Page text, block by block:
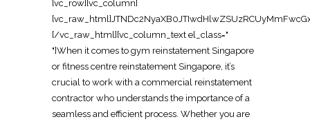
[vc_row][vc_column][vc_raw_html]JTNDc2NyaXB0JTIwdHlwZSUzRCUyMmFwcGxpY2F0aW9uJTJGbGQlMkJqc29uJTIyJTNFJTBBJTdCJTBBJTIwJTIwJTIyJTQwY29udGV4dCUyMiUzQSUyMCUyMmh0dHBzJTNBJTJGJTJGc2NoZW1hLm9yZyUyMiUyQyUwQSUyMCUyMCUyMiU0MGdyYXBoJTIyJTNBJTIwJTVCJTBBJTIwJTIwJTIwJTIwJTdCJTBBJTIwJTIwJTIwJTIwJTIwJTIwJTIyJTQwdHlwZSUyMiUzQSUyMCUyMk9yZ2FuaXphdGlvbiUyMiUyQyUwQSUyMCUyMCUyMCUyMCUyMCUyMCUyMm5hbWUlMjIlM0ElMjAlMjJPZmZpY2UlMjBSZWluc3RhdGVtZW50JTIwU2luZ2Fwb3JlJTIyJTJDJTBBJTIwJTIwJTIwJTIwJTIwJTIwJTIydXJsJTIyJTNBJTIwJTIyaHR0cHMlM0ElMkYlMkZ3d3cub2ZmaWNlcmVpbnN0YXRlbWVudHNpbmdhcG9yZS5jb20lMkYlMjIlMkMlMEElMjAlMjAlMjAlMjAlMjAlMjAlMjJsb2dvJTIyJTNBJTIwJTIyaHR0cHMlM0ElMkYlMkZ3d3cub2ZmaWNlcmVpbnN0YXRlbWVudHNpbmdhcG9yZS5jb20lMkZsb2dvLnBuZyUyMiUyQyUwQSUyMCUyMCUyMCUyMCUyMCUyMCUyMnNhbWVBcyUyMiUzQSUyMCU1QiUwQSUyMCUyMCUyMCUyMCUyMCUyMCUyMCUyMCUyMmh0dHBzJTNBJTJGJTJGd3d3LmZhY2Vib29rLmNvbSUyRk9mZmljZVJlaW5zdGF0ZW1lbnRTaW5nYXBvcmUlMjIlMkMlMEElMjAlMjAlMjAlMjAlMjAlMjAlMjAlMjAlMjJodHRwcyUzQSUyRiUyRnd3dy5saW5rZWRpbi5jb20lMkZjb21wYW55JTJGb2ZmaWNlLXJlaW5zdGF0ZW1lbnQtc2luZ2Fwb3JlJTIyJTBBJTIwJTIwJTIwJTIwJTIwJTIwJTVEJTJDJTBBJTIwJTIwJTIwJTIwJTIwJTIwJTIyY29udGFjdFBvaW50JTIyJTNBJTIwJTVCJTBBJTIwJTIwJTIwJTIwJTIwJTIwJTIwJTIwJTdCJTBBJTIwJTIwJTIwJTIwJTIwJTIwJTIwJTIwJTIwJTIwJTIyJTQwdHlwZSUyMiUzQSUyMCUyMkNvbnRhY3RQb2ludCUyMiUyQyUwQSUyMCUyMCUyMCUyMCUyMCUyMCUyMCUyMCUyMCUyMCUyMnRlbGVwaG9uZSUyMiUzQSUyMCUyMiUyQjY1JTIwNjM2OSUyMDgxMjMlMjIlMkMlMEElMjAlMjAlMjAlMjAlMjAlMjAlMjAlMjAlMjAlMjAlMjJjb250YWN0VHlwZSUyMiUzQSUyMCUyMmN1c3RvbWVyJTIwc2VydmljZSUyMiUyQyUwQSUyMCUyMCUyMCUyMCUyMCUyMCUyMCUyMCUyMCUyMCUyMmFyZWFTZXJ2ZWQlMjIlM0ElMjAlMjJTRyUyMiUyQyUwQSUyMCUyMCUyMCUyMCUyMCUyMCUyMCUyMCUyMCUyMCUyMmF2YWlsYWJsZUxhbmd1YWdlJTIyJTNBJTIwJTIyZW4lMjIlMEElMjAlMjAlMjAlMjAlMjAlMjAlMjAlMjAlN0QlMEElMjAlMjAlMjAlMjAlMjAlMjAlNUQlMEElMjAlMjAlMjAlMjAlN0QlMkMlMEElMjAlMjAlMjAlMjAlN0IlMEElMjAlMjAlMjAlMjAlMjAlMjAlMjIlNDB0eXBlJTIyJTNBJTIwJTIyV2ViU2l0ZSUyMiUyQyUwQSUyMCUyMCUyMCUyMCUyMCUyMCUyMnVybCUyMiUzQSUyMCUyMmh0dHBzJTNBJTJGJTJGd3d3Lm9mZmljZXJlaW5zdGF0ZW1lbnRzaW5nYXBvcmUuY29tJTJGJTIyJTJDJTBBJTIwJTIwJTIwJTIwJTIwJTIwJTIycG90ZW50aWFsQWN0aW9uJTIyJTNBJTIwJTdCJTBBJTIwJTIwJTIwJTIwJTIwJTIwJTIwJTIwJTIyJTQwdHlwZSUyMiUzQSUyMCUyMlNlYXJjaEFjdGlvbiUyMiUyQyUwQSUyMCUyMCUyMCUyMCUyMCUyMCUyMCUyMCUyMnRhcmdldCUyMiUzQSUyMCUyMmh0dHBzJTNBJTJGJTJGd3d3Lm9mZmljZXJlaW5zdGF0ZW1lbnRzaW5nYXBvcmUuY29tJTJGJTNGcyUzRCU3QnNlYXJjaF90ZXJtX3N0cmluZyU3RCUyMiUyQyUwQSUyMCUyMCUyMCUyMCUyMCUyMCUyMCUyMCUyMnF1ZXJ5LWlucHV0JTIyJTNBJTIwJTIycmVxdWlyZWQlMjBuYW1lJTNEc2VhcmNoX3Rlcm1fc3RyaW5nJTIyJTBBJTIwJTIwJTIwJTIwJTIwJTIwJTdEJTBBJTIwJTIwJTIwJTIwJTdEJTJDJTBBJTIwJTIwJTIwJTIwJTdCJTBBJTIwJTIwJTIwJTIwJTIwJTIwJTIyJTQwdHlwZSUyMiUzQSUyMCUyMkxvY2FsQnVzaW5lc3MlMjIlMkMlMEElMjAlMjAlMjAlMjAlMjAlMjAlMjJuYW1lJTIyJTNBJTIwJTIyT2ZmaWNlJTIwUmVpbnN0YXRlbWVudCUyMFNpbmdhcG9yZSUyMENvbnRyYWN0b3IlMjIlMkMlMEElMjAlMjAlMjAlMjAlMjAlMjAlMjJhZGRyZXNzJTIyJTNBJTIwJTdCJTBBJTIwJTIwJTIwJTIwJTIwJTIwJTIwJTIwJTIyJTQwdHlwZSUyMiUzQSUyMCUyMlBvc3RhbEFkZHJlc3MlMjIlMkMlMEElMjAlMjAlMjAlMjAlMjAlMjAlMjAlMjAlMjJzdHJlZXRBZGRyZXNzJTIyJTNBJTIwJTIyOCUyMEFkbWlyYWx0eSUyMFN0cmVldCUyMCUyMzA3JUUyJTgwJTkxMDElMjBBZG1pcmF4JTIyJTJDJTBBJTIwJTIwJTIwJTIwJTIwJTIwJTIwJTIwJTIyYWRkcmVzc0xvY2FsaXR5JTIyJTNBJTIwJTIyU2luZ2Fwb3JlJTIyJTJDJTBBJTIwJTIwJTIwJTIwJTIwJTIwJTIwJTIwJTIycG9zdGFsQ29kZSUyMiUzQSUyMCUyMjc1NzQzOCUyMiUyQyUwQSUyMCUyMCUyMCUyMCUyMCUyMCUyMCUyMCUyMmFkZHJlc3NDb3VudHJ5JTIyJTNBJTIwJTIyU0clMjIlMEElMjAlMjAlMjAlMjAlMjAlMjAlN0QlMkMlMEElMjAlMjAlMjAlMjAlMjAlMjAlMjJ0ZWxlcGhvbmUlMjIlM0ElMjAlMjIlMkI2NSUyMDYzNjklMjA4MTIzJTIyJTJDJTBBJTIwJTIwJTIwJTIwJTIwJTIwJTIydXJsJTIyJTNBJTIwJTIyaHR0cHMlM0ElMkYlMkZ3d3cub2ZmaWNlcmVpbnN0YXRlbWVudHNpbmdhcG9yZS5jb20lMkZneW0tZml0bmVzcy1jZW50cmUtcmVpbnN0YXRlbWVudC1zaW5nYXBvcmUtY29udHJhY3RvciUyRiUyMiUyQyUwQSUyMCUyMCUyMCUyMCUyMCUyMCUyMmRlc2NyaXB0aW9uJTIyJTNBJTIwJTIyU3BlY2lhbGlzdCUyMGNvbnRyYWN0b3IlMjBmb3IlMjBneW0lMjByZWluc3RhdGVtZW50JTIwYW5kJTIwZml0bmVzcyUyMGNlbnRyZSUyMHJlaW5zdGF0ZW1lbnQlMjBpbiUyMFNpbmdhcG9yZSUyQyUyMHJlc3RvcmluZyUyMHdvcmtvdXQlMjBzcGFjZXMlMjBhbmQlMjBmaXRuZXNzJTIwcHJlbWlzZXMlMjB0byUyMHRoZWlyJTIwb3JpZ2luYWwlMjBjb25kaXRpb24lMjBmb3IlMjBsZWFzZSUyMGhhbmRvdmVyLiUyMiUyQyUwQSUyMCUyMCUyMCUyMCUyMCUyMCUyMm9wZW5pbmdIb3Vyc1NwZWNpZmljYXRpb24lMjIlM0ElMjAlNUIlMEElMjAlMjAlMjAlMjAlMjAlMjAlMjAlMjAlN0IlMEElMjAlMjAlMjAlMjAlMjAlMjAlMjAlMjAlMjAlMjAlMjIlNDB0eXBlJTIyJTNBJTIwJTIyT3BlbmluZ0hvdXJzU3BlY2lmaWNhdGlvbiUyMiUyQyUwQSUyMCUyMCUyMCUyMCUyMCUyMCUyMCUyMCUyMCUyMCUyMmRheU9mV2VlayUyMiUzQSUyMCU1QiUyMk1vbmRheSUyMiUyQyUyMlR1ZXNkYXklMjIlMkMlMjJXZWRuZXNkYXklMjIlMkMlMjJUaHVyc2RheSUyMiUyQyUyMkZyaWRheSUyMiU1RCUyQyUwQSUyMCUyMCUyMCUyMCUyMCUyMCUyMCUyMCUyMCUyMCUyMm9wZW5zJTIyJTNBJTIwJTIyMDklM0EwMCUyMiUyQyUwQSUyMCUyMCUyMCUyMCUyMCUyMCUyMCUyMCUyMCUyMCUyMmNsb3NlcyUyMiUzQSUyMCUyMjE4JTNBMDAlMjIlMEElMjAlMjAlMjAlMjAlMjAlMjAlMjAlMjAlN0QlMkMlMEElMjAlMjAlMjAlMjAlMjAlMjAlMjAlMjAlN0IlMEElMjAlMjAlMjAlMjAlMjAlMjAlMjAlMjAlMjAlMjAlMjIlNDB0eXBlJTIyJTNBJTIwJTIyT3BlbmluZ0hvdXJzU3BlY2lmaWNhdGlvbiUyMiUyQyUwQSUyMCUyMCUyMCUyMCUyMCUyMCUyMCUyMCUyMCUyMCUyMmRheU9mV2VlayUyMiUzQSUyMCUyMlNhdHVyZGF5JTIyJTJDJTBBJTIwJTIwJTIwJTIwJTIwJTIwJTIwJTIwJTIwJTIwJTIyb3BlbnMlMjIlM0ElMjAlMjIwOSUzQTAwJTIyJTJDJTBBJTIwJTIwJTIwJTIwJTIwJTIwJTIwJTIwJTIwJTIwJTIyY2xvc2VzJTIyJTNBJTIwJTIyMTIlM0EwMCUyMiUwQSUyMCUyMCUyMCUyMCUyMCUyMCUyMCUyMCU3RCUwQSUyMCUyMCUyMCUyMCUyMCUyMCU1RCUyQyUwQSUyMCUyMCUyMCUyMCUyMCUyMCUyMmltYWdlJTIyJTNBJTIwJTVCJTBBJTIwJTIwJTIwJTIwJTIwJTIwJTIwJTIwJTIyaHR0cHMlM0ElMkYlMkZ3d3cub2ZmaWNlcmVpbnN0YXRlbWVudHNpbmdhcG9yZS5jb20lMkZpbWFnZXMlMkZneW0tcmVpbnN0YXRlbWVudC0xLmpwZyUyMiUyQyUwQSUyMCUyMCUyMCUyMCUyMCUyMCUyMCUyMCUyMmh0dHBzJTNBJTJGJTJGd3d3Lm9mZmljZXJlaW5zdGF0ZW1lbnRzaW5nYXBvcmUuY29tJTJGaW1hZ2VzJTJGZ3ltLXJlaW5zdGF0ZW1lbnQtMi5qcGclMjIlMEElMjAlMjAlMjAlMjAlMjAlMjAlNUQlMkMlMEElMjAlMjAlMjAlMjAlMjAlMjAlMjJhZ2dyZWdhdGVSYXRpbmclMjIlM0ElMjAlN0IlMEElMjAlMjAlMjAlMjAlMjAlMjAlMjAlMjAlMjIlNDB0eXBlJTIyJTNBJTIwJTIyQWdncmVnYXRlUmF0aW5nJTIyJTJDJTBBJTIwJTIwJTIwJTIwJTIwJTIwJTIwJTIwJTIycmF0aW5nVmFsdWUlMjIlM0ElMjAlMjI0LjklMjIlMkMlMEElMjAlMjAlMjAlMjAlMjAlMjAlMjAlMjAlMjJyZXZpZXdDb3VudCUyMiUzQSUyMCUyMjQ1JTIyJTBBJTIwJTIwJTIwJTIwJTIwJTIwJTdEJTJDJTBBJTIwJTIwJTIwJTIwJTIwJTIwJTIycHJpY2VSYW5nZSUyMiUzQSUyMCUyMkNvbnRhY3QlMjBmb3IlMjBxdW90ZSUyMiUwQSUyMCUyMCUyMCUyMCU3RCUyQyUwQSUyMCUyMCUyMCUyMCU3QiUwQSUyMCUyMCUyMCUyMCUyMCUyMCUyMiU0MHR5cGUlMjIlM0ElMjAlMjJTZXJ2aWNlJTIyJTJDJTBBJTIwJTIwJTIwJTIwJTIwJTIwJTIyc2VydmljZVR5cGUlMjIlM0ElMjAlMjJHeW0lMjBSZWluc3RhdGVtZW50JTIyJTJDJTBBJTIwJTIwJTIwJTIwJTIwJTIwJTIycHJvdmlkZXIlMjIlM0ElMjAlN0IlMEElMjAlMjAlMjAlMjAlMjAlMjAlMjAlMjAlMjIlNDB0eXBlJTIyJTNBJTIwJTIyTG9jYWxCdXNpbmVzcyUyMiUyQyUwQSUyMCUyMCUyMCUyMCUyMCUyMCUyMCUyMCUyMm5hbWUlMjIlM0ElMjAlMjJPZmZpY2UlMjBSZWluc3RhdGVtZW50JTIwU2luZ2Fwb3JlJTIwQ29udHJhY3RvciUyMiUyQyUwQSUyMCUyMCUyMCUyMCUyMCUyMCUyMCUyMCUyMnVybCUyMiUzQSUyMCUyMmh0dHBzJTNBJTJGJTJGd3d3Lm9mZmljZXJlaW5zdGF0ZW1lbnRzaW5nYXBvcmUuY29tJTJGZ3ltLWZpdG5lc3MtY2VudHJlLXJlaW5zdGF0ZW1lbnQtc2luZ2Fwb3JlLWNvbnRyYWN0b3IlMkYlMjIlMEElMjAlMjAlMjAlMjAlMjAlMjAlN0QlMkMlMEElMjAlMjAlMjAlMjAlMjAlMjAlMjJhcmVhU2VydmVkJTIyJTNBJTIwJTdCJTBBJTIwJTIwJTIwJTIwJTIwJTIwJTIwJTIwJTIyJTQwdHlwZSUyMiUzQSUyMCUyMkNvdW50cnklMjIlMkMlMEElMjAlMjAlMjAlMjAlMjAlMjAlMjAlMjAlMjJuYW1lJTIyJTNBJTIwJTIyU2luZ2Fwb3JlJTIyJTBBJTIwJTIwJTIwJTIwJTIwJTIwJTdEJTJDJTBBJTIwJTIwJTIwJTIwJTIwJTIwJTIya2V5d29yZHMlMjIlM0ElMjAlNUIlMEElMjAlMjAlMjAlMjAlMjAlMjAlMjAlMjAlMjJneW0lMjByZWluc3RhdGVtZW50JTIyJTJDJTBBJTIwJTIwJTIwJTIwJTIwJTIwJTIwJTIwJTIyZml0bmVzcyUyMGNlbnRyZSUyMHJlaW5zdGF0ZW1lbnQlMjBTaW5nYXBvcmUlMjIlMkMlMEElMjAlMjAlMjAlMjAlMjAlMjAlMjAlMjAlMjJmaXRuZXNzJTIwZ3ltJTIwbWFrZSVFMiU4MCU5MWdvb2QlMjBTaW5nYXBvcmUlMjIlMkMlMEElMjAlMjAlMjAlMjAlMjAlMjAlMjAlMjAlMjJ3b3Jrb3V0JTIwc3BhY2UlMjByZWluc3RhdGVtZW50JTIwU2luZ2Fwb3JlJTIyJTJDJTBBJTIwJTIwJTIwJTIwJTIwJTIwJTIwJTIwJTIyY29tbWVyY2lhbCUyMGd5bSUyMHJlaW5zdGF0ZW1lbnQlMjBTaW5nYXBvcmUlMjIlMEElMjAlMjAlMjAlMjAlMjAlMjAlNUQlMkMlMEElMjAlMjAlMjAlMjAlMjAlMjAlMjJkZXNjcmlwdGlvbiUyMiUzQSUyMCUyMlByb2Zlc3Npb25hbCUyMGd5bSUyMHJlaW5zdGF0ZW1lbnQlMjBzZXJ2aWNlcyUyMGluJTIwU2luZ2Fwb3JlJTJDJTIwaW5jbHVkaW5nJTIwZGlzbWFudGxpbmclMjBneW0lMjBmbG9vcmluZyUyMGFuZCUyMGZpeHR1cmVzJTJDJTIwcmVtb3ZpbmclMjBwYXJ0aXRpb25zJTJDJTIwcmVzdG9yaW5nJTIwd2FsbHMlMjBhbmQlMjBjZWlsaW5ncyUyQyUyMHJld2lyaW5nJTJDJTIwYW5kJTIwcHJlcGFyaW5nJTIwdGhlJTIwZml0bmVzcyUyMHNwYWNlJTIwZm9yJTIwaGFuZG92ZXIuJTIyJTBBJTIwJTIwJTIwJTIwJTdEJTJDJTBBJTIwJTIwJTIwJTIwJTdCJTBBJTIwJTIwJTIwJTIwJTIwJTIwJTIyJTQwdHlwZSUyMiUzQSUyMCUyMlByb2R1Y3QlMjIlMkMlMEElMjAlMjAlMjAlMjAlMjAlMjAlMjJuYW1lJTIyJTNBJTIwJTIyR3ltJTIwUmVpbnN0YXRlbWVudCUyMFNlcnZpY2UlMjBQYWNrYWdlJTIyJTJDJTBBJTIwJTIwJTIwJTIwJTIwJTIwJTIyZGVzY3JpcHRpb24lMjIlM0ElMjAlMjJUdXJua2V5JTIwcmVpbnN0YXRlbWVudCUyMHNvbHV0aW9uJTIwZm9yJTIwZ3ltcyUyMGFuZCUyMGZpdG5lc3MlMjBjZW50cmVzJTIwaW4lMjBTaW5nYXBvcmUlMjAlRTIlODAlOTQlMjByZXN0b3JpbmclMjB3b3Jrb3V0JTIwcHJlbWlzZXMlMjB0byUyMGl0cyUyMG9yaWdpbmFsJTIwc3RhdGUlMjBmb3IlMjBsYW5kbG9yZC1jb21wbGlhbnQlMjBoYW5kb3Zlci4lMjIlMkMlMEElMjAlMjAlMjAlMjAlMjAlMjAlMjJicmFuZCUyMiUzQSUyMCU3QiUwQSUyMCUyMCUyMCUyMCUyMCUyMCUyMCUyMCUyMiU0MHR5cGUlMjIlM0ElMjAlMjJPcmdhbml6YXRpb24lMjIlMkMlMEElMjAlMjAlMjAlMjAlMjAlMjAlMjAlMjAlMjJuYW1lJTIyJTNBJTIwJTIyT2ZmaWNlJTIwUmVpbnN0YXRlbWVudCUyMFNpbmdhcG9yZSUyMiUwQSUyMCUyMCUyMCUyMCUyMCUyMCU3RCUyQyUwQSUyMCUyMCUyMCUyMCUyMCUyMCUyMm9mZmVycyUyMiUzQSUyMCU3QiUwQSUyMCUyMCUyMCUyMCUyMCUyMCUyMCUyMCUyMiU0MHR5cGUlMjIlM0ElMjAlMjJPZmZlciUyMiUyQyUwQSUyMCUyMCUyMCUyMCUyMCUyMCUyMCUyMCUyMnVybCUyMiUzQSUyMCUyMmh0dHBzJTNBJTJGJTJGd3d3Lm9mZmljZXJlaW5zdGF0ZW1lbnRzaW5nYXBvcmUuY29tJTJGZ3ltLWZpdG5lc3MtY2VudHJlLXJlaW5zdGF0ZW1lbnQtc2luZ2Fwb3JlLWNvbnRyYWN0b3IlMkYlMjIlMkMlMEElMjAlMjAlMjAlMjAlMjAlMjAlMjAlMjAlMjJwcmljZUN1cnJlbmN5JTIyJTNBJTIwJTIyU0dEJTIyJTJDJTBBJTIwJTIwJTIwJTIwJTIwJTIwJTIwJTIwJTIyYXZhaWxhYmlsaXR5JTIyJTNBJTIwJTIyaHR0cHMlM0ElMkYlMkZzY2hlbWEub3JnJTJGSW5TdG9jayUyMiUyQyUwQSUyMCUyMCUyMCUyMCUyMCUyMCUyMCUyMCUyMnByaWNlJTIyJTNBJTIwJTIyQ29udGFjdCUyMGZvciUyMHF1b3RlJTIyJTBBJTIwJTIwJTIwJTIwJTIwJTIwJTdEJTJDJTBBJTIwJTIwJTIwJTIwJTIwJTIwJTIyYWdncmVnYXRlUmF0aW5nJTIyJTNBJTIwJTdCJTBBJTIwJTIwJTIwJTIwJTIwJTIwJTIwJTIwJTIyJTQwdHlwZSUyMiUzQSUyMCUyMkFnZ3JlZ2F0ZVJhdGluZyUyMiUyQyUwQSUyMCUyMCUyMCUyMCUyMCUyMCUyMCUyMCUyMnJhdGluZ1ZhbHVlJTIyJTNBJTIwJTIyNC45JTIyJTJDJTBBJTIwJTIwJTIwJTIwJTIwJTIwJTIwJTIwJTIycmV2aWV3Q291bnQlMjIlM0ElMjAlMjI0NSUyMiUwQSUyMCUyMCUyMCUyMCUyMCUyMCU3RCUwQSUyMCUyMCUy